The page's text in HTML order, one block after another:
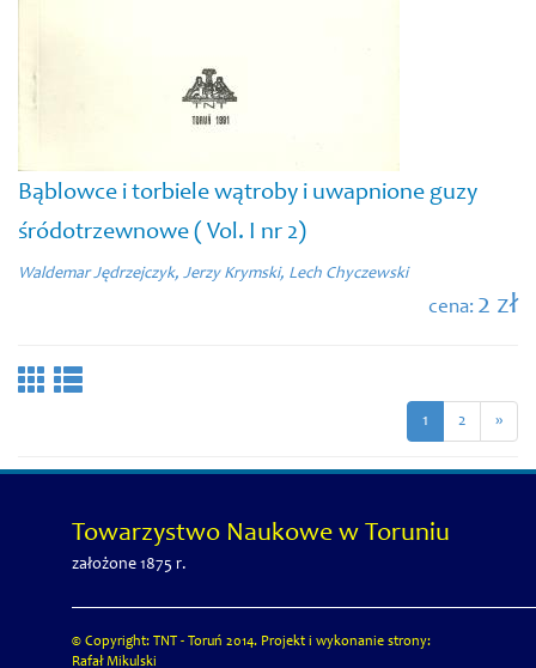
Bąblowce i torbiele wątroby i uwapnione guzy
śródotrzewnowe ( Vol. I nr 2)
Waldemar Jędrzejczyk, Jerzy Krymski, Lech Chyczewski
cena: 2 zł
1 2 »
Towarzystwo Naukowe w Toruniu
założone 1875 r.
© Copyright: TNT - Toruń 2014. Projekt i wykonanie strony:
Rafał Mikulski